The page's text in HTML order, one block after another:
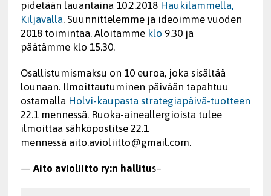
pidetään lauantaina 10.2.2018 Haukilammella,
Kiljavalla. Suunnittelemme ja ideoimme vuoden
2018 toimintaa. Aloitamme klo 9.30 ja
päätämme klo 15.30.
Osallistumismaksu on 10 euroa, joka sisältää
lounaan. Ilmoittautuminen päivään tapahtuu
ostamalla Holvi-kaupasta strategiapäivä-tuotteen
22.1 mennessä. Ruoka-aineallergioista tulee
ilmoittaa sähköpostitse 22.1
mennessä aito.avioliitto@gmail.com.
— Aito avioliitto ry:n hallitus–